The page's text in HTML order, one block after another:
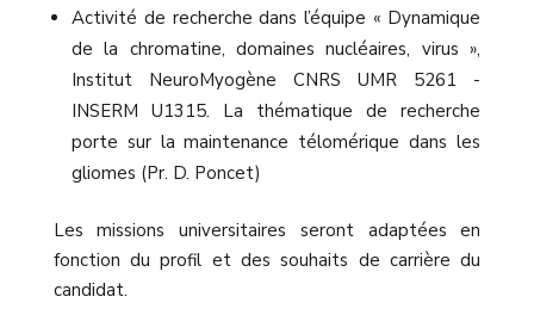
Activité de recherche dans l’équipe « Dynamique
de la chromatine, domaines nucléaires, virus »,
Institut NeuroMyogène CNRS UMR 5261 -
INSERM U1315. La thématique de recherche
porte sur la maintenance télomérique dans les
gliomes (Pr. D. Poncet)
Les missions universitaires seront adaptées en
fonction du profil et des souhaits de carrière du
candidat.